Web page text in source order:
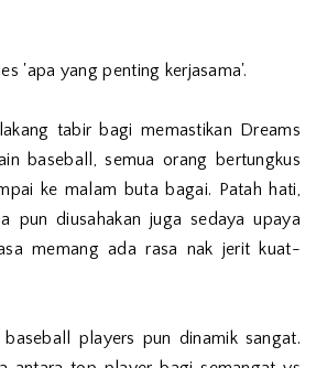
'apa yang penting kerjasama'.
tabir bagi memastikan Dreams
baseball, semua orang bertungkus
ke malam buta bagai. Patah hati,
pun diusahakan juga sedaya upaya
memang ada rasa nak jerit kuat-
players pun dinamik sangat.